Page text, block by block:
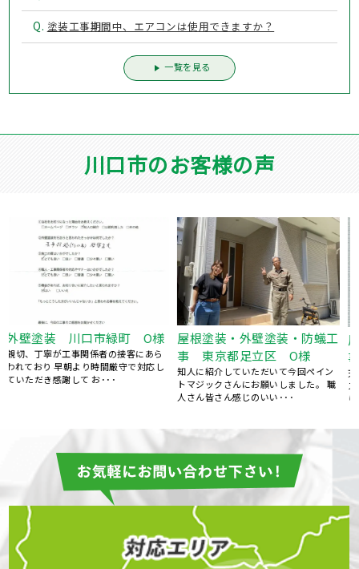
Q. 塗装工事期間中、エアコンは使用できますか？
一覧を見る
川口市のお客様の声
屋根塗装・外壁塗装・防蟻工
事 東京都足立区 I様
天候に恵まれない日が多い中、とても
スピーディーに 作業していただき、周
外壁塗装 川口市安行領根
岸 N様
今後ともヨロシクお願い致します。 あ
りがとうございました。